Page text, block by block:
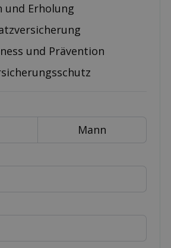
und Erholung
und Prävention
Mann